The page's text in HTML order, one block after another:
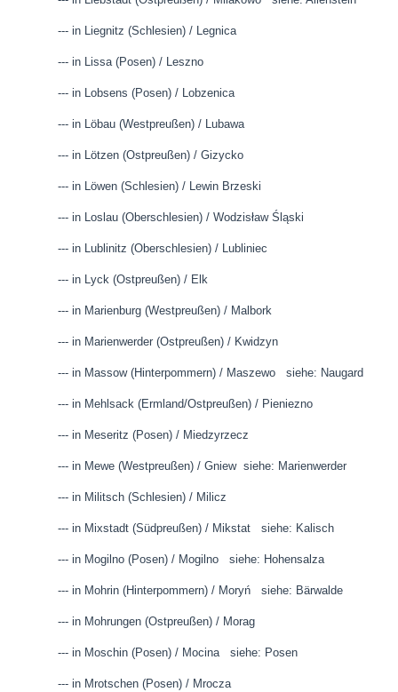
--- in Liegnitz (Schlesien) / Legnica
--- in Lissa (Posen) / Leszno
--- in Lobsens (Posen) / Lobzenica
--- in Löbau (Westpreußen) / Lubawa
--- in Lötzen (Ostpreußen) / Gizycko
--- in Löwen (Schlesien) / Lewin Brzeski
--- in Loslau (Oberschlesien) / Wodzisław Śląski
--- in Lublinitz (Oberschlesien) / Lubliniec
--- in Lyck (Ostpreußen) / Elk
--- in Marienburg (Westpreußen) / Malbork
--- in Marienwerder (Ostpreußen) / Kwidzyn
--- in Massow (Hinterpommern) / Maszewo siehe:
--- in Mehlsack (Ermland/Ostpreußen) / Pieniezno
--- in Meseritz (Posen) / Miedzyrzecz
--- in Mewe (Westpreußen) / Gniew siehe: Marienwerder
--- in Militsch (Schlesien) / Milicz
--- in Mixstadt (Südpreußen) / Mikstat siehe: Kalisch
--- in Mogilno (Posen) / Mogilno siehe: Hohensalza
--- in Mohrin (Hinterpommern) / Moryń siehe: Bärwalde
--- in Mohrungen (Ostpreußen) / Morag
--- in Moschin (Posen) / Mocina siehe: Posen
--- in Mrotschen (Posen) / Mrocza